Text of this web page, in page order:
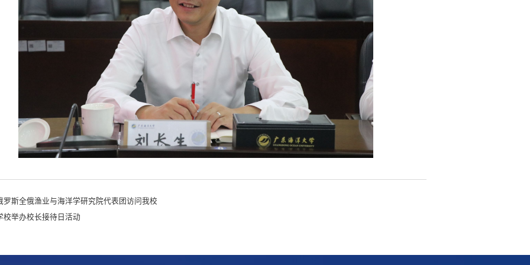
罗斯全俄渔业与海洋学研究院代表团访问我校
校举办校长接待日活动